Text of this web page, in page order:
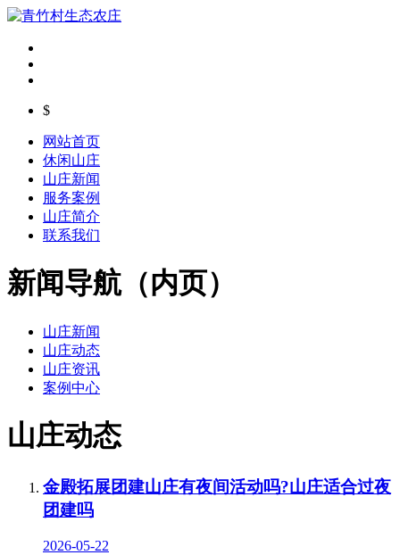
$
网站首页
休闲山庄
山庄新闻
服务案例
山庄简介
联系我们
新闻导航（内页）
山庄新闻
山庄动态
山庄资讯
案例中心
山庄动态
金殿拓展团建山庄有夜间活动吗?山庄适合过夜
团建吗
2026-05-22